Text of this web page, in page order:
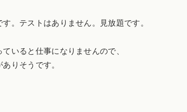
。テストはありません。見放題です。
いると仕事になりませんので、
りそうです。